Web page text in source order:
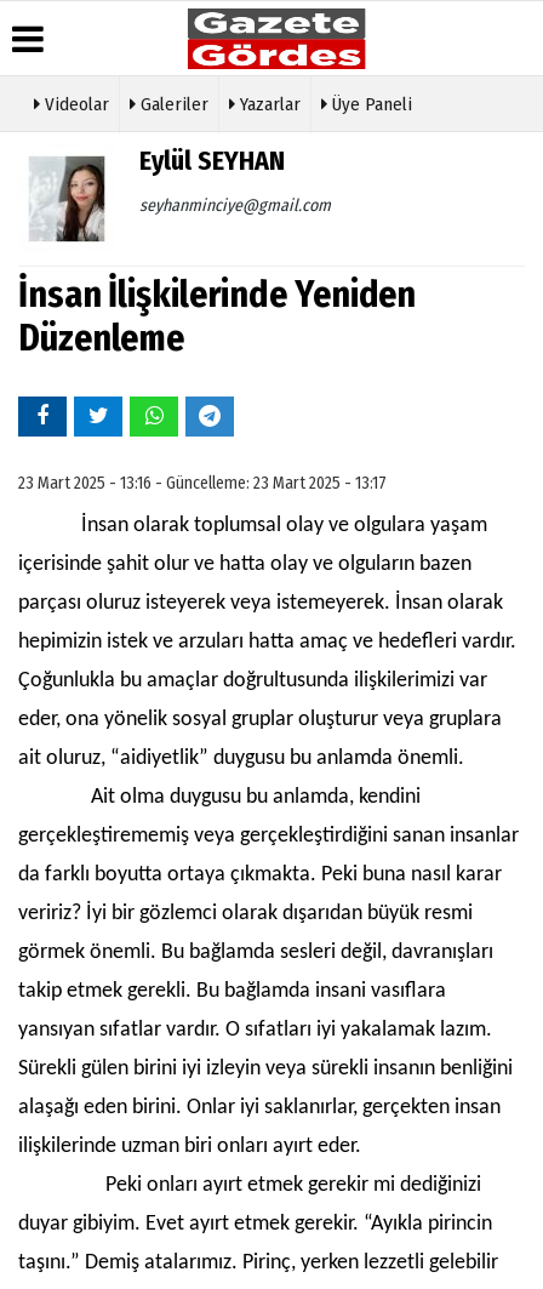
Üye Paneli
Haber
Arşivi
Gazete
Günün
Haberleri
Hava
Durumu
Gazete
Biyografiler
Video
Galeri
Etkinlikler
Videolar Galeriler Yazarlar Üye Paneli
Eylül SEYHAN
seyhanminciye@gmail.com
İnsan İlişkilerinde Yeniden
Düzenleme
23 Mart 2025 - 13:16 - Güncelleme: 23 Mart 2025 - 13:17
İnsan olarak toplumsal olay ve olgulara yaşam
içerisinde şahit olur ve hatta olay ve olguların bazen
parçası oluruz isteyerek veya istemeyerek. İnsan olarak
hepimizin istek ve arzuları hatta amaç ve hedefleri vardır.
Çoğunlukla bu amaçlar doğrultusunda ilişkilerimizi var
eder, ona yönelik sosyal gruplar oluşturur veya gruplara
ait oluruz, “aidiyetlik” duygusu bu anlamda önemli.
Ait olma duygusu bu anlamda, kendini
gerçekleştirememiş veya gerçekleştirdiğini sanan insanlar
da farklı boyutta ortaya çıkmakta. Peki buna nasıl karar
veririz? İyi bir gözlemci olarak dışarıdan büyük resmi
görmek önemli. Bu bağlamda sesleri değil, davranışları
takip etmek gerekli. Bu bağlamda insani vasıflara
yansıyan sıfatlar vardır. O sıfatları iyi yakalamak lazım.
Sürekli gülen birini iyi izleyin veya sürekli insanın benliğini
alaşağı eden birini. Onlar iyi saklanırlar, gerçekten insan
ilişkilerinde uzman biri onları ayırt eder.
Peki onları ayırt etmek gerekir mi dediğinizi
duyar gibiyim. Evet ayırt etmek gerekir. “Ayıkla pirincin
taşını.” Demiş atalarımız. Pirinç, yerken lezzetli gelebilir